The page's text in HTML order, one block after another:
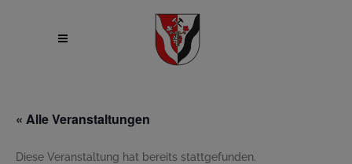
« Alle Veranstaltungen
Diese Veranstaltung hat bereits stattgefunden.